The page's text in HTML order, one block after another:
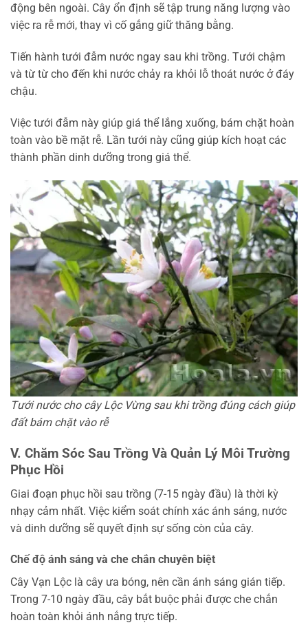
động bên ngoài. Cây ổn định sẽ tập trung năng lượng vào
việc ra rễ mới, thay vì cố gắng giữ thăng bằng.
Tiến hành tưới đẫm nước ngay sau khi trồng. Tưới chậm
và từ từ cho đến khi nước chảy ra khỏi lỗ thoát nước ở đáy
chậu.
Việc tưới đẫm này giúp giá thể lắng xuống, bám chặt hoàn
toàn vào bề mặt rễ. Lần tưới này cũng giúp kích hoạt các
thành phần dinh dưỡng trong giá thể.
Tưới nước cho cây Lộc Vừng sau khi trồng đúng cách giúp
đất bám chặt vào rễ
V. Chăm Sóc Sau Trồng Và Quản Lý Môi Trường
Phục Hồi
Giai đoạn phục hồi sau trồng (7-15 ngày đầu) là thời kỳ
nhạy cảm nhất. Việc kiểm soát chính xác ánh sáng, nước
và dinh dưỡng sẽ quyết định sự sống còn của cây.
Chế độ ánh sáng và che chắn chuyên biệt
Cây Vạn Lộc là cây ưa bóng, nên cần ánh sáng gián tiếp.
Trong 7-10 ngày đầu, cây bắt buộc phải được che chắn
hoàn toàn khỏi ánh nắng trực tiếp.